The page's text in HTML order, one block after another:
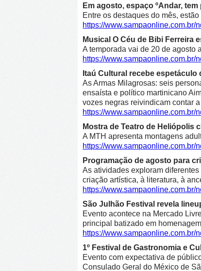
Em agosto, espaço ºAndar,
Entre os destaques do mês,
https://www.sampaonline.com.br/
Musical O Céu de Bibi Ferreira
A temporada vai de 20 de agosto
https://
Itaú Cultural recebe
As Armas Milagrosas: seis
ensaísta e político martinicano
vozes negras reivindicam contar
https://www.sampaonline.com.br/
Mostra de Teatro de Heliópolis
A MTH apresenta montagens
https://
Programação de agosto para
As atividades exploram
criação artística, à literatura, à
https://
São Julhão Festival revela
Evento acontece na Mercado
principal batizado em
https://
1º Festival de Gastronomia e
Evento com expectativa de
Consulado Geral do México de